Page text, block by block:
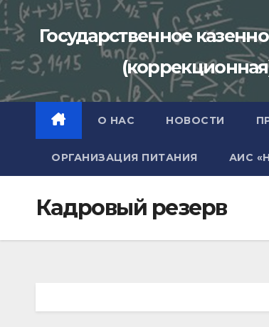
Перейти
к
содержимому
Государственное
О НАС НОВОСТИ
ОРГАНИЗАЦИЯ ПИТАНИЯ АИС
Кадровый резерв